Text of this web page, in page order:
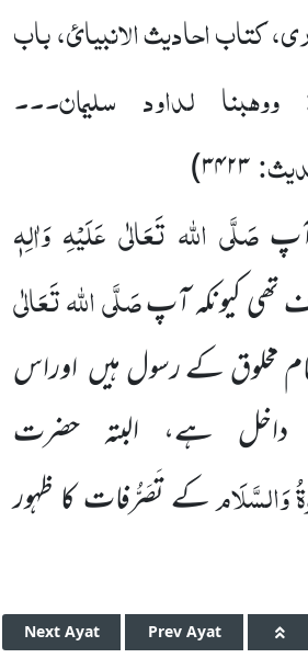
کتاب احادیث الانبیائ، باب
لداود سلیمان۔۔۔
۳۴۲۳)
آپ صَلَّی اللہ تَعَالٰی عَلَیْہِ وَاٰلِہٖ
کیونکہ آپصَلَّی اللہ تَعَالٰی
مخلوق کے رسول ہیں اوراس
ہے، البتہ حضرت
وَالسَّلَامکے تَصَرُّفات کا ظہور
Next Ayat Prev Ayat